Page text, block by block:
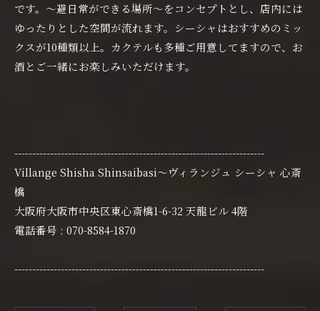
です。〜避日常ができる場所〜をコンセプトとし、店内には
ゆったりとした空間が流れます。シーシャはおすすめのミッ
クスが10種類以上。カクテルも多種ご用意してますので、お
酒とご一緒にお楽しみいただけます。
----------------------------------------------------------------------
Villange Shisha Shinsaibasi〜ヴィランジュ シーシャ 心斎
橋
大阪府大阪市中央区東心斎橋1-6-32 天龍ビル 4階
電話番号 : 070-8584-1870
----------------------------------------------------------------------